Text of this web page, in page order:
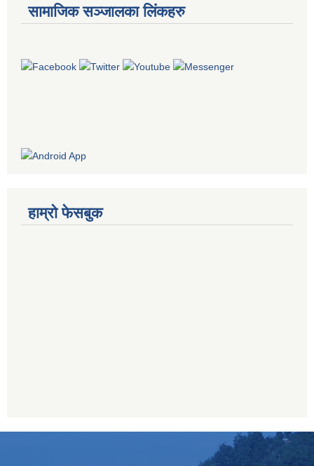
सामाजिक सञ्जालका लिंकहरु
हाम्रो फेसबुक